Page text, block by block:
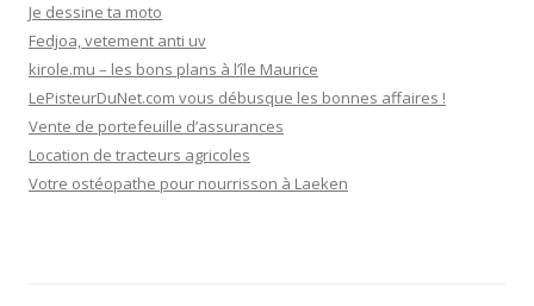
Je dessine ta moto
Fedjoa, vetement anti uv
kirole.mu – les bons plans à l’île Maurice
LePisteurDuNet.com vous débusque les bonnes affaires !
Vente de portefeuille d’assurances
Location de tracteurs agricoles
Votre ostéopathe pour nourrisson à Laeken